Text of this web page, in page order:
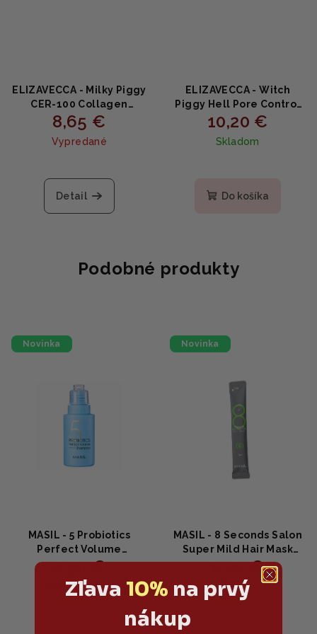
ELIZAVECCA - Milky Piggy
CER-100 Collagen
Ceramide Coating
Protein Treatment -
Maska na vlasy s
8,65 €
Vypredané
Detail
ELIZAVECCA - Witch
Piggy Hell Pore Control
Hyaluronic Acid -
Hydratačné sérum s 97%
kyselinou hyalurónovou
10,20 €
Skladom
Do košíka
Podobné produkty
Novinka
MASIL - 5 Probiotics
Perfect Volume
Shampoo - Šampón na
objem a zdravé vlasy
50ml
4,50 €
5,90 € (–23 %)
Priemerné
Novinka
MASIL - 8 Seconds Salon
Super Mild Hair Mask
Stick Pouch - Expresná
vyživujúca maska na
vlasy s aminokyselinami
0,70 €
1 € (–30 %)
Skladom
Zľava 10% na prvý
nákup